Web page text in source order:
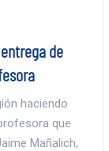
de
haciendo
que
Mañalich,